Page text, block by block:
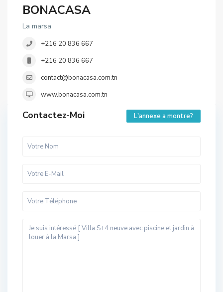
BONACASA
La marsa
+216 20 836 667
+216 20 836 667
contact@bonacasa.com.tn
www.bonacasa.com.tn
Contactez-Moi L'annexe a montre?